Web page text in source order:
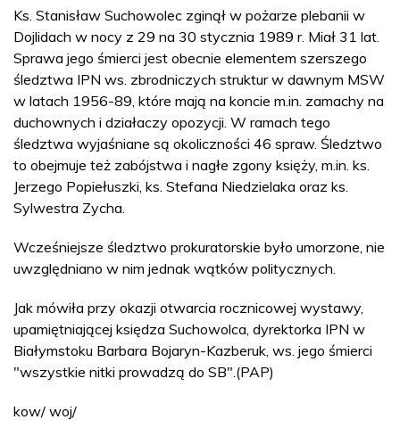
Ks. Stanisław Suchowolec zginął w pożarze plebanii w
Dojlidach w nocy z 29 na 30 stycznia 1989 r. Miał 31 lat.
Sprawa jego śmierci jest obecnie elementem szerszego
śledztwa IPN ws. zbrodniczych struktur w dawnym MSW
w latach 1956-89, które mają na koncie m.in. zamachy na
duchownych i działaczy opozycji. W ramach tego
śledztwa wyjaśniane są okoliczności 46 spraw. Śledztwo
to obejmuje też zabójstwa i nagłe zgony księży, m.in. ks.
Jerzego Popiełuszki, ks. Stefana Niedzielaka oraz ks.
Sylwestra Zycha.
Wcześniejsze śledztwo prokuratorskie było umorzone, nie
uwzględniano w nim jednak wątków politycznych.
Jak mówiła przy okazji otwarcia rocznicowej wystawy,
upamiętniającej księdza Suchowolca, dyrektorka IPN w
Białymstoku Barbara Bojaryn-Kazberuk, ws. jego śmierci
"wszystkie nitki prowadzą do SB".(PAP)
kow/ woj/